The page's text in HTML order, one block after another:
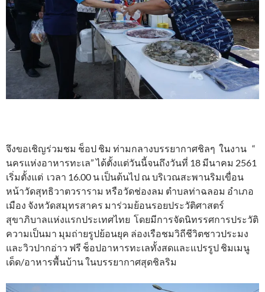
จึงขอเชิญร่วมชม ช็อป ชิม ท่ามกลางบรรยากาศชิลๆ ในงาน “
นครแห่งอาหารทะเล” ได้ตั้งแต่วันนี้จนถึงวันที่ 18 มีนาคม 2561
เริ่มตั้งแต่ เวลา 16.00 น เป็นต้นไป ณ บริเวณสะพานริมเขื่อน
หน้าวัดสุทธิวาตวราราม หรือวัดช่องลม ตำบลท่าฉลอม อำเภอ
เมือง จังหวัดสมุทรสาคร มาร่วมย้อนรอยประวัติศาสตร์
สุขาภิบาลแห่งแรกประเทศไทย โดยมีการจัดนิทรรศการประวัติ
ความเป็นมา มุมถ่ายรูปย้อนยุค ล่องเรือชมวิถีชีวิตชาวประมง
และวิวปากอ่าว ฟรี ช็อปอาหารทะเลทั้งสดและแปรรูป ชิมเมนู
เด็ด/อาหารพื้นบ้าน ในบรรยากาศสุดชิลริม